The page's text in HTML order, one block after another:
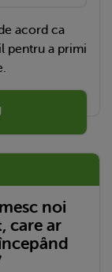
acord ca
pentru a primi
noi
care ar